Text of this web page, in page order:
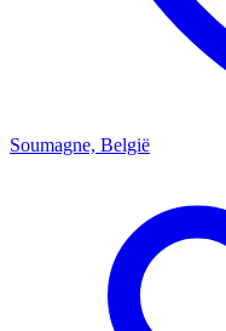
Soumagne, België